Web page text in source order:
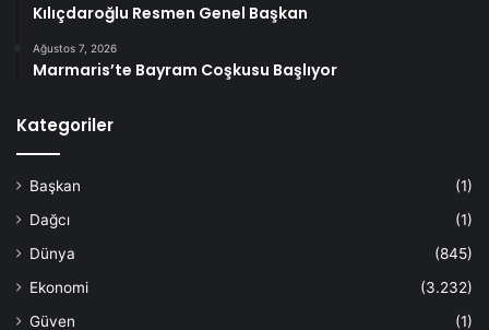
Kılıçdaroğlu Resmen Genel Başkan
Ağustos 7, 2026
Marmaris’te Bayram Coşkusu Başlıyor
Kategoriler
Başkan
(1)
Dağcı
(1)
Dünya
(845)
Ekonomi
(3.232)
Güven
(1)